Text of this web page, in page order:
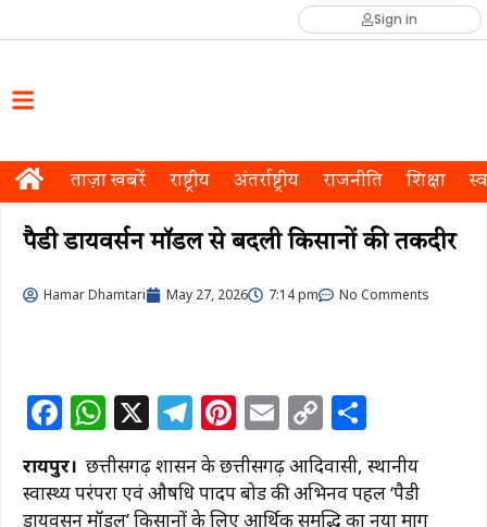
Sign in
ताज़ा खबरें राष्ट्रीय अंतर्राष्ट्रीय राजनीति शिक्षा
पैडी डायवर्सन मॉडल से बदली किसानों की तकदीर
Hamar Dhamtari May 27, 2026 7:14 pm No Comments
F
c
e
W
h
at
s
X T
el
e
g
Pi
n
te
re
E
m
ai
l
C
p
y
ar
e
रायपुर। छत्तीसगढ़ शासन के छत्तीसगढ़ आदिवासी, स्थानीय
स्वास्थ्य परंपरा एवं औषधि पादप बोर्ड की अभिनव पहल ‘पैडी
डायवर्सन मॉडल’ किसानों के लिए आर्थिक समृद्धि का नया मार्ग